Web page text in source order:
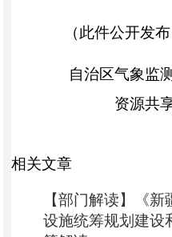
（此件公开发布
自治区气象监
资源共
统筹气象监测设施
测站网布局，加强
相关文章
【部门解读】《
设施统筹规划建设